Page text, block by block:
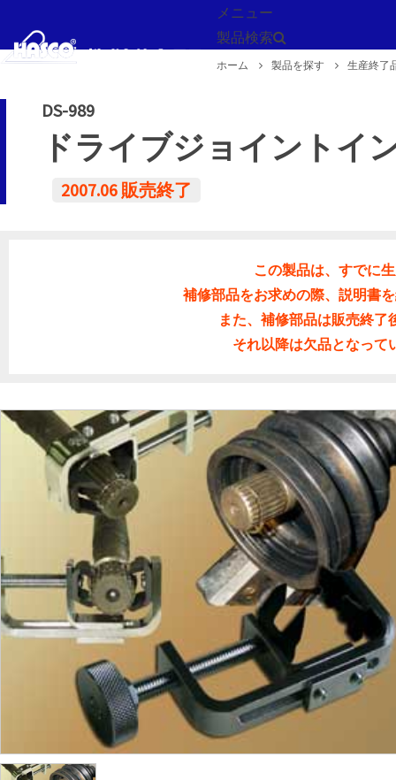
メニュー
製品検索
ホーム 製品を探す 生産終了
DS-989
ドライブジョイントイ
2007.06 販売終了
この製品は、すでに
補修部品をお求めの際、説明書
また、補修部品は販売終
それ以降は欠品となって